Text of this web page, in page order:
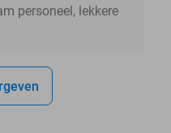
personeel, lekkere